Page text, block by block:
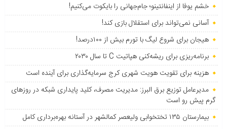
خشم یوفا از اینفانتینو؛ جام‌جهانی را بایکوت می‌کنیم!
آسانی نمی‌تواند برای استقلال بازی کند!
هیجان برای شروع لیگ با تورم بیش از ۱۰۰درصد!
برنامه‌ریزی برای ریشه‌کنی هپاتیت C تا سال ۲۰۳۰
هزینه برای تقویت هویت شهری کرج سرمایه‌گذاری برای آینده است
مدیرعامل توزیع برق البرز: مدیریت مصرف، کلید پایداری شبکه در روزهای
گرم پیش رو است
بیمارستان ۱۳۵ تختخوابی ولیعصر کمالشهر در آستانه بهره‌برداری کامل